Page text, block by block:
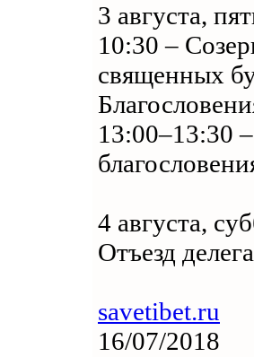
3 августа,
10:30 –
священных
13:00–13:30
4 августа,
Отъезд
savetibet.ru
16/07/2018